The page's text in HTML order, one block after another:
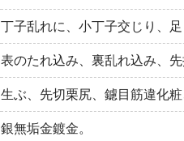
丁子乱れに、小丁子交じり、
表のたれ込み、裏乱れ込み、先
生ぶ、先切栗尻、鑢目筋違化粧
銀無垢金鍍金。